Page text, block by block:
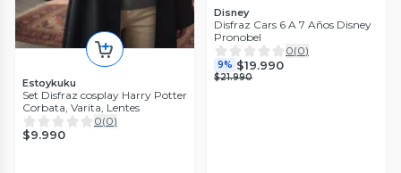
Estoykuku
Set Disfraz cosplay Harry Potter
Corbata, Varita, Lentes
0(0)
$9.990
Disney
Disfraz Cars 6 A 7 Años Disney
Pronobel
0(0)
9% $19.990
$21.990